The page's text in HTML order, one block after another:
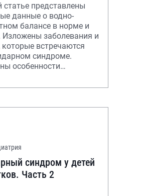
статье представлены
данные о водно-
балансе в норме и
Изложены заболевания и
которые встречаются
синдроме.
особенности
и принцип
синдром у детей
Часть 2